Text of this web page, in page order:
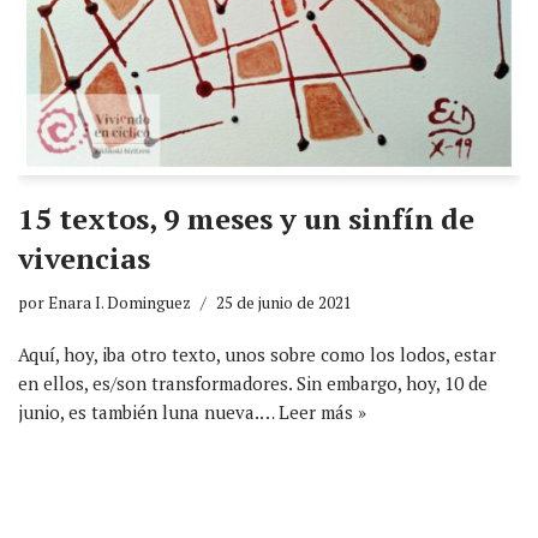
15 textos, 9 meses y un sinfín de
vivencias
porEnara I. Dominguez 25 de junio de 2021
Aquí, hoy, iba otro texto, unos sobre como los lodos, estar
en ellos, es/son transformadores. Sin embargo, hoy, 10 de
junio, es también luna nueva.…Leer más »